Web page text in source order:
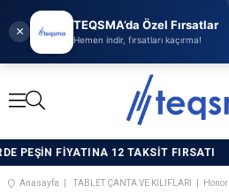
× TEQSMA’da Özel Fırsatlar
Hemen indir, fırsatları kaçırma!
PEŞİN FİYATINA 12 TAKSİT FIRSATI
Anasayfa TABLET ÇANTA VE KILIFLARI Honor